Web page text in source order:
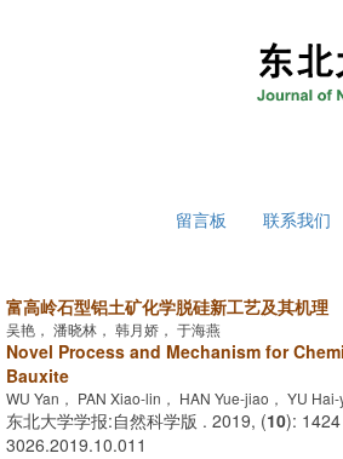
留言板 联系我们
富高岭石型铝土矿化学脱硅新工艺及其机理
吴艳， 潘晓林， 韩月娇， 于海燕
Novel Process and Mechanism for
Bauxite
WU Yan， PAN Xiao-lin， HAN Yue-jiao， YU Hai-
东北大学学报:自然科学版 . 2019, (10):
3026.2019.10.011